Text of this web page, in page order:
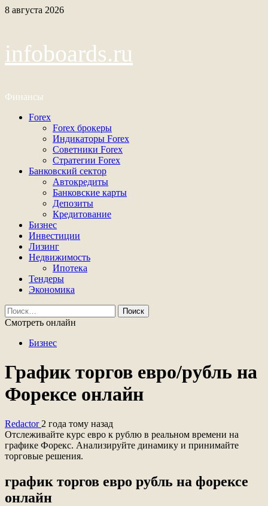
Перейти
8 августа 2026
infoboards.ru
Финансы
Основное
Forex
Forex брокеры
Индикаторы Forex
Советники Forex
Стратегии Forex
Банковский сектор
Автокредиты
Банковские карты
Депозиты
Кредитование
Бизнес
Инвестиции
Лизинг
Недвижимость
Ипотека
Тендеры
Экономика
Найти:
Смотреть онлайн
Бизнес
График торгов евро/рубль на
Форексе онлайн
Redactor 2 года тому назад
Отслеживайте курс евро к рублю в реальном времени на
графике Форекс. Анализируйте динамику и принимайте
торговые решения.
график торгов евро рубль на форексе
онлайн